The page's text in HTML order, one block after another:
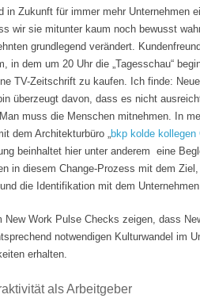
in Zukunft für immer mehr
wir sie mitunter kaum noch bewusst
grundlegend verändert.
in dem um 20 Uhr die „Tagesschau“
TV-Zeitschrift zu kaufen. Ich finde:
überzeugt davon, dass es nicht
muss die Menschen mitnehmen. In
dem Architekturbüro „bkp kolde kollegen
beinhaltet hier unter anderem eine
in diesem Change-Prozess mit dem
die Identifikation mit dem
New Work Pulse Checks zeigen, dass
notwendigen Kulturwandel im
erhalten.
als Arbeitgeber